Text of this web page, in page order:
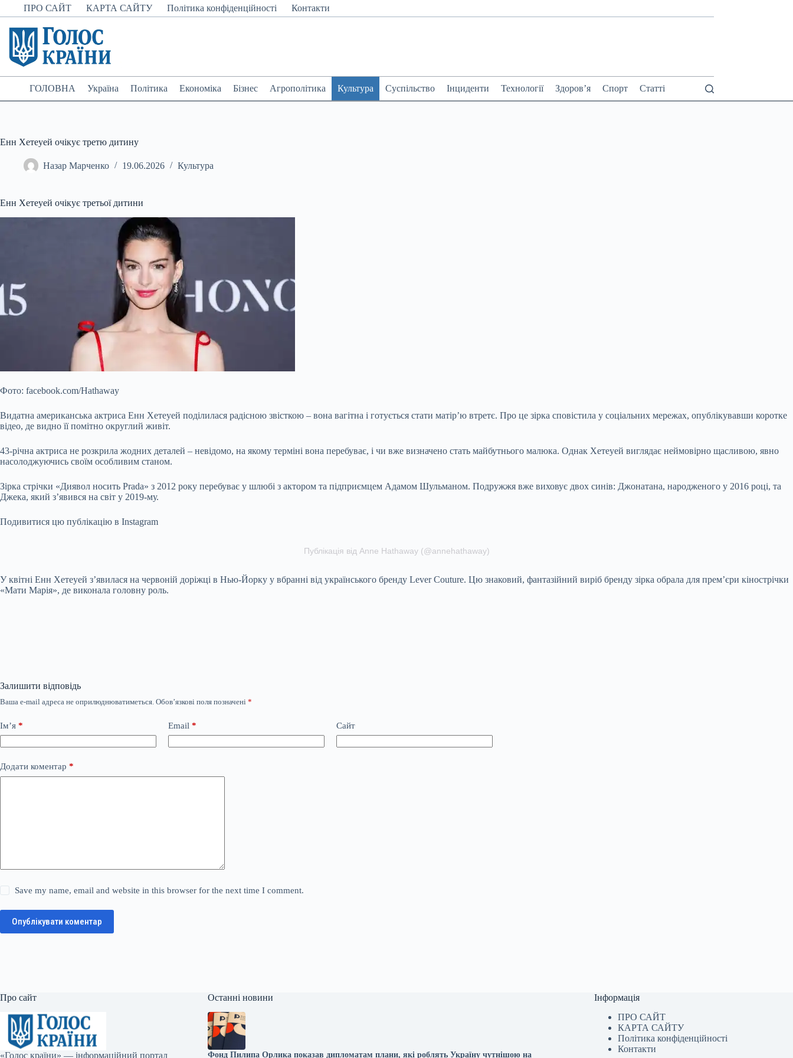
Перейти
до
вмісту
ПРО САЙТ КАРТА САЙТУ Політика конфіденційності Контакти
ГОЛОВНА Україна Політика Економіка Бізнес Агрополітика Культура Суспільство Інциденти Технології Здоров’я Спорт Статті
Енн Хетеуей очікує третю дитину
Назар Марченко 19.06.2026 Культура
Енн Хетеуей очікує третьої дитини
Фото: facebook.com/Hathaway
Видатна американська актриса Енн Хетеуей поділилася радісною звісткою – вона вагітна і готується стати матір’ю втретє. Про це зірка сповістила у соціальних мережах, опублікувавши коротке
відео, де видно її помітно округлий живіт.
43-річна актриса не розкрила жодних деталей – невідомо, на якому терміні вона перебуває, і чи вже визначено стать майбутнього малюка. Однак Хетеуей виглядає неймовірно щасливою, явно
насолоджуючись своїм особливим станом.
Зірка стрічки «Диявол носить Prada» з 2012 року перебуває у шлюбі з актором та підприємцем Адамом Шульманом. Подружжя вже виховує двох синів: Джонатана, народженого у 2016 році, та
Джека, який з’явився на світ у 2019-му.
Подивитися цю публікацію в Instagram
Публікація від Anne Hathaway (@annehathaway)
У квітні Енн Хетеуей з’явилася на червоній доріжці в Нью-Йорку у вбранні від українського бренду Lever Couture. Цю знаковий, фантазійний виріб бренду зірка обрала для прем’єри кінострічки
«Мати Марія», де виконала головну роль.
Залишити відповідь
Ваша e-mail адреса не оприлюднюватиметься. Обов’язкові поля позначені *
Ім’я * Email * Сайт
Додати коментар *
Save my name, email and website in this browser for the next time I comment.
Опублікувати коментар
Про сайт
«Голос країни» — інформаційний портал
Останні новини
Фонд Пилипа Орлика показав дипломатам плани, які роблять Україну чутнішою на
Інформація
ПРО САЙТ
КАРТА САЙТУ
Політика конфіденційності
Контакти